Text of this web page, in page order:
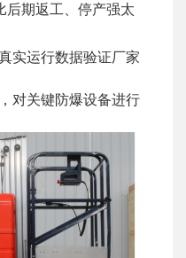
后期返工、停产强太
实运行数据验证厂家
对关键防爆设备进行